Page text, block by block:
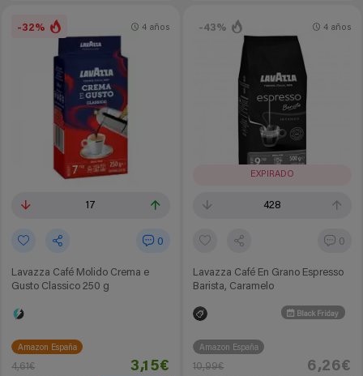
-32%
17
0
Lavazza Café Molido Crema e
Gusto Classico 250 g
4 años
Amazon España
4,61€ 3,15€
-43%
EXPIRADO
428
0
Lavazza Café En Grano Espresso
Barista, Caramelo
Black Friday
4 años
Amazon España
10,99€ 6,26€